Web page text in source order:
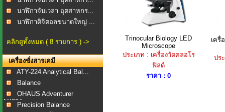
นาฬิกาจับเวลา อุตสาหกร...
นาฬิกาดิจิตอลขนาดใหญ่ ...
คลิกดูทั้งหมด ( 8 รายการ ) ->
เครื่องชั่งสารเคมี
ATY-224 Analytical Bal...
Balance
OHAUS Adventurer
AX224...Precision Balance
Trinocular Biology LED
Microscope
ประเภท : เครื่องวัดคลอโร
ฟิลด์
ราคา : 0
เครื่
ปร